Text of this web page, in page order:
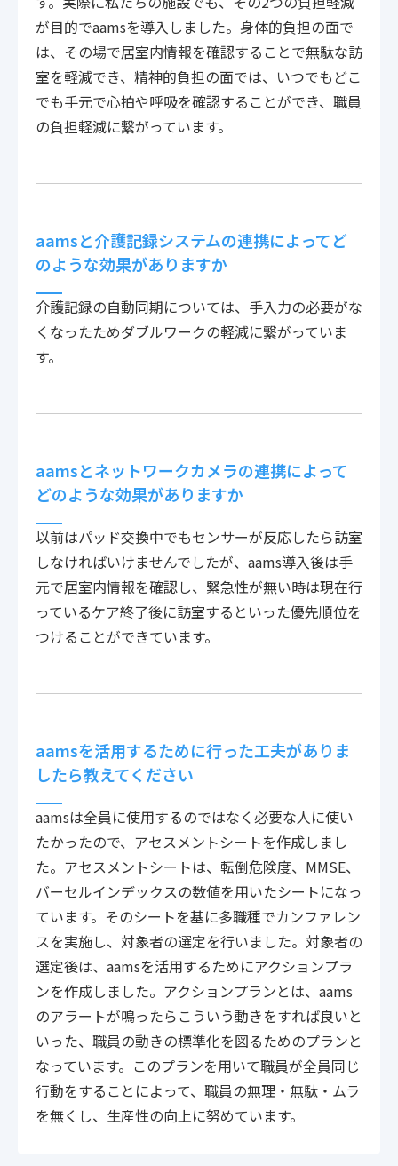
が目的でaamsを導入しました。身体的負担の面で
は、その場で居室内情報を確認することで無駄な訪
室を軽減でき、精神的負担の面では、いつでもどこ
でも手元で心拍や呼吸を確認することができ、職員
の負担軽減に繋がっています。
aamsと介護記録システムの連携によってど
のような効果がありますか
介護記録の自動同期については、手入力の必要がな
くなったためダブルワークの軽減に繋がっていま
す。
aamsとネットワークカメラの連携によって
どのような効果がありますか
以前はパッド交換中でもセンサーが反応したら訪室
しなければいけませんでしたが、aams導入後は手
元で居室内情報を確認し、緊急性が無い時は現在行
っているケア終了後に訪室するといった優先順位を
つけることができています。
aamsを活用するために行った工夫がありま
したら教えてください
aamsは全員に使用するのではなく必要な人に使い
たかったので、アセスメントシートを作成しまし
た。アセスメントシートは、転倒危険度、MMSE、
バーセルインデックスの数値を用いたシートになっ
ています。そのシートを基に多職種でカンファレン
スを実施し、対象者の選定を行いました。対象者の
選定後は、aamsを活用するためにアクションプラ
ンを作成しました。アクションプランとは、aams
のアラートが鳴ったらこういう動きをすれば良いと
いった、職員の動きの標準化を図るためのプランと
なっています。このプランを用いて職員が全員同じ
行動をすることによって、職員の無理・無駄・ムラ
を無くし、生産性の向上に努めています。